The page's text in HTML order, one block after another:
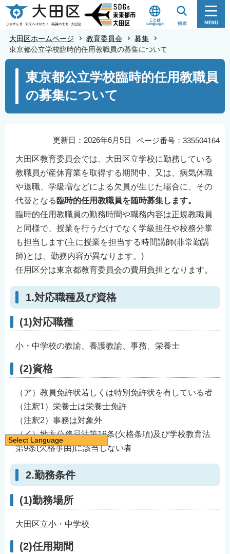
こ
の
ジ
大田区ホームページ 教育委員会
募集
東京都公立学校臨時的任用教職員の募集について
東京都公立学校臨時的任用教職員
の募集について
ページ番号：335504164
更新日：2026年6月5日
大田区教育委員会では、大田区立学校に勤務している
教職員が産休育業を取得する期間中、又は、病気休職
や退職、学級増などによる欠員が生じた場合に、その
代替となる 臨時的任用教職員を随時募集します。
臨時的任用教職員の勤務時間や職務内容は正規教職員
と同様で、授業を行うだけでなく学級担任や校務分掌
も担当します(主に授業を担当する時間講師(非常勤講
師)とは、勤務内容が異なります。)
任用区分は東京都教育委員会の費用負担となります。
1.対応職種及び資格
(1)対応職種
小・中学校の教諭、養護教諭、事務、栄養士
(2)資格
（ア）教員免許状若しくは特別免許状を有している者
（注釈1）栄養士は栄養士免許
（注釈2）事務は対象外
（イ）地方公務員法第16条(欠格条項)及び学校教育法
第9条(欠格事由)に該当しない者
2.勤務条件
(1)勤務場所
大田区立小・中学校
(2)任用期間
Select Language
日本語
English
简体中文
繁體中文
Filipino